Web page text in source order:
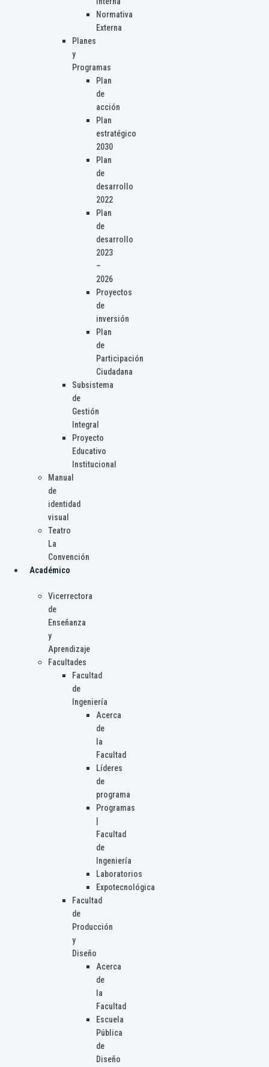
Normativa
Externa
Planes
y
Programas
Plan
de
acción
Plan
estratégico
2030
Plan
de
desarrollo
2022
Plan
de
desarrollo
2023
–
2026
Proyectos
de
inversión
Plan
de
Participación
Ciudadana
Subsistema
de
Gestión
Integral
Proyecto
Educativo
Institucional
Manual
de
identidad
visual
Teatro
La
Convención
Académico
Vicerrectora
de
Enseñanza
y
Aprendizaje
Facultades
Facultad
de
Ingeniería
Acerca
de
la
Facultad
Líderes
de
programa
Programas
Facultad
de
Ingeniería
Laboratorios
Expotecnológica
Facultad
de
Producción
y
Diseño
Acerca
de
la
Facultad
Escuela
Pública
de
Diseño